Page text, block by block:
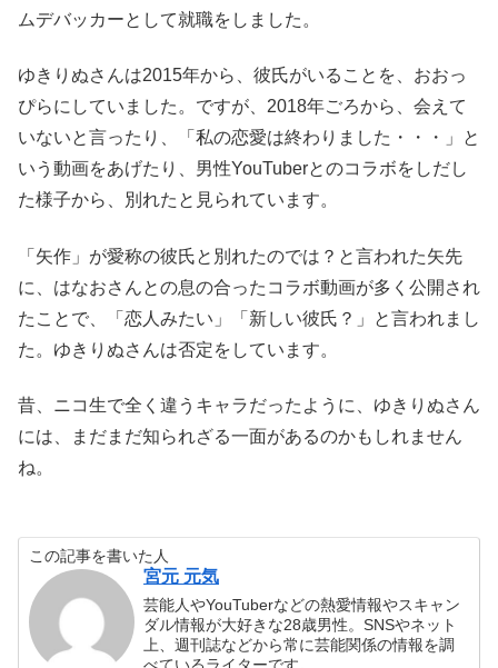
ムデバッカーとして就職をしました。
ゆきりぬさんは2015年から、彼氏がいることを、おおっ
ぴらにしていました。ですが、2018年ごろから、会えて
いないと言ったり、「私の恋愛は終わりました・・・」と
いう動画をあげたり、男性YouTuberとのコラボをしだし
た様子から、別れたと見られています。
「矢作」が愛称の彼氏と別れたのでは？と言われた矢先
に、はなおさんとの息の合ったコラボ動画が多く公開され
たことで、「恋人みたい」「新しい彼氏？」と言われまし
た。ゆきりぬさんは否定をしています。
昔、ニコ生で全く違うキャラだったように、ゆきりぬさん
には、まだまだ知られざる一面があるのかもしれません
ね。
この記事を書いた人
宮元 元気
芸能人やYouTuberなどの熱愛情報やスキャン
ダル情報が大好きな28歳男性。SNSやネット
上、週刊誌などから常に芸能関係の情報を調